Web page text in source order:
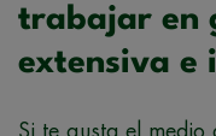
trabajar en
extensiva e
Si te gusta el medio